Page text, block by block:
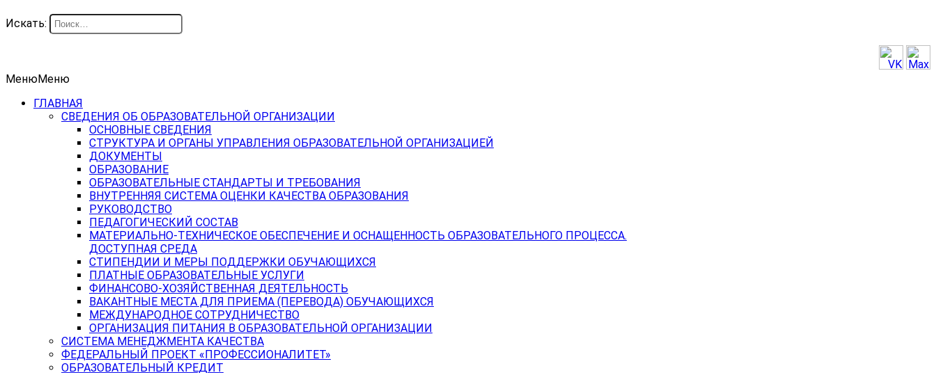
Искать:
МенюМеню
ГЛАВНАЯ
СВЕДЕНИЯ ОБ ОБРАЗОВАТЕЛЬНОЙ ОРГАНИЗАЦИИ
ОСНОВНЫЕ СВЕДЕНИЯ
СТРУКТУРА И ОРГАНЫ УПРАВЛЕНИЯ ОБРАЗОВАТЕЛЬНОЙ ОРГАНИЗАЦИЕЙ
ДОКУМЕНТЫ
ОБРАЗОВАНИЕ
ОБРАЗОВАТЕЛЬНЫЕ СТАНДАРТЫ И ТРЕБОВАНИЯ
ВНУТРЕННЯЯ СИСТЕМА ОЦЕНКИ КАЧЕСТВА ОБРАЗОВАНИЯ
РУКОВОДСТВО
ПЕДАГОГИЧЕСКИЙ СОСТАВ
МАТЕРИАЛЬНО-ТЕХНИЧЕСКОЕ ОБЕСПЕЧЕНИЕ И ОСНАЩЕННОСТЬ ОБРАЗОВАТЕЛЬНОГО ПРОЦЕССА.
ДОСТУПНАЯ СРЕДА
СТИПЕНДИИ И МЕРЫ ПОДДЕРЖКИ ОБУЧАЮЩИХСЯ
ПЛАТНЫЕ ОБРАЗОВАТЕЛЬНЫЕ УСЛУГИ
ФИНАНСОВО-ХОЗЯЙСТВЕННАЯ ДЕЯТЕЛЬНОСТЬ
ВАКАНТНЫЕ МЕСТА ДЛЯ ПРИЕМА (ПЕРЕВОДА) ОБУЧАЮЩИХСЯ
МЕЖДУНАРОДНОЕ СОТРУДНИЧЕСТВО
ОРГАНИЗАЦИЯ ПИТАНИЯ В ОБРАЗОВАТЕЛЬНОЙ ОРГАНИЗАЦИИ
СИСТЕМА МЕНЕДЖМЕНТА КАЧЕСТВА
ФЕДЕРАЛЬНЫЙ ПРОЕКТ «ПРОФЕССИОНАЛИТЕТ»
ОБРАЗОВАТЕЛЬНЫЙ КРЕДИТ